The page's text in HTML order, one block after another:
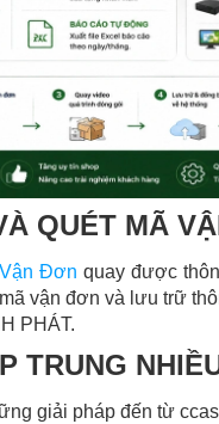
QUÉT MÃ
Đơn quay được
vận đơn và lưu trữ
PHÁT.
TRUNG
giải pháp đến từ